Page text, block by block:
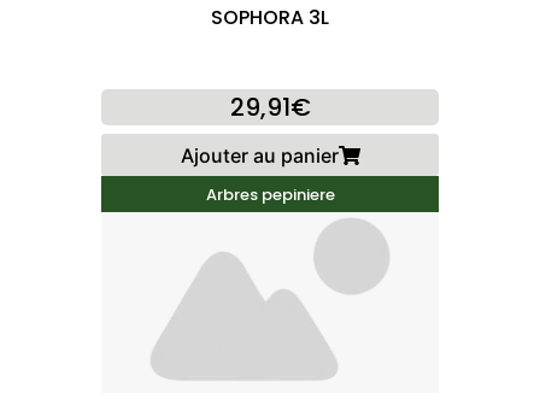
SOPHORA 3L
29,91€
Ajouter au panier
Arbres pepiniere